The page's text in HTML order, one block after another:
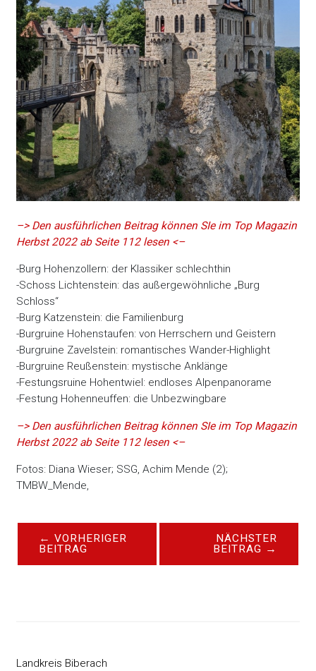
–> Den ausführlichen Beitrag können SIe im Top Magazin
Herbst 2022 ab Seite 112 lesen <–
-Burg Hohenzollern: der Klassiker schlechthin
-Schoss Lichtenstein: das außergewöhnliche „Burg
Schloss“
-Burg Katzenstein: die Familienburg
-Burgruine Hohenstaufen: von Herrschern und Geistern
-Burgruine Zavelstein: romantisches Wander-Highlight
-Burgruine Reußenstein: mystische Anklänge
-Festungsruine Hohentwiel: endloses Alpenpanorame
-Festung Hohenneuffen: die Unbezwingbare
–> Den ausführlichen Beitrag können SIe im Top Magazin
Herbst 2022 ab Seite 112 lesen <–
Fotos: Diana Wieser; SSG, Achim Mende (2);
TMBW_Mende,
← VORHERIGER
BEITRAG
NÄCHSTER
BEITRAG →
Landkreis Biberach